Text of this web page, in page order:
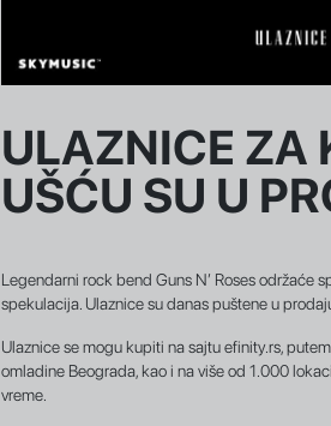
ULAZNICE ZA
UŠĆU SU U
Legendarni rock bend Guns N’ Roses održaće
spekulacija. Ulaznice su danas puštene u
Ulaznice se mogu kupiti na sajtu efinity.rs,
omladine Beograda, kao i na više od 1.000
vreme.